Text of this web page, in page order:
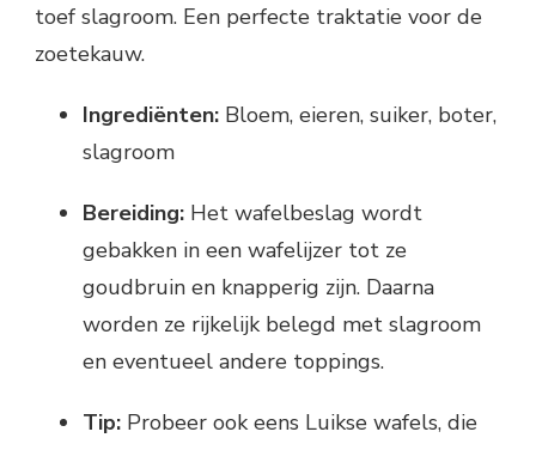
toef slagroom. Een perfecte traktatie voor de
zoetekauw.
Ingrediënten: Bloem, eieren, suiker, boter,
slagroom
Bereiding: Het wafelbeslag wordt
gebakken in een wafelijzer tot ze
goudbruin en knapperig zijn. Daarna
worden ze rijkelijk belegd met slagroom
en eventueel andere toppings.
Tip: Probeer ook eens Luikse wafels, die